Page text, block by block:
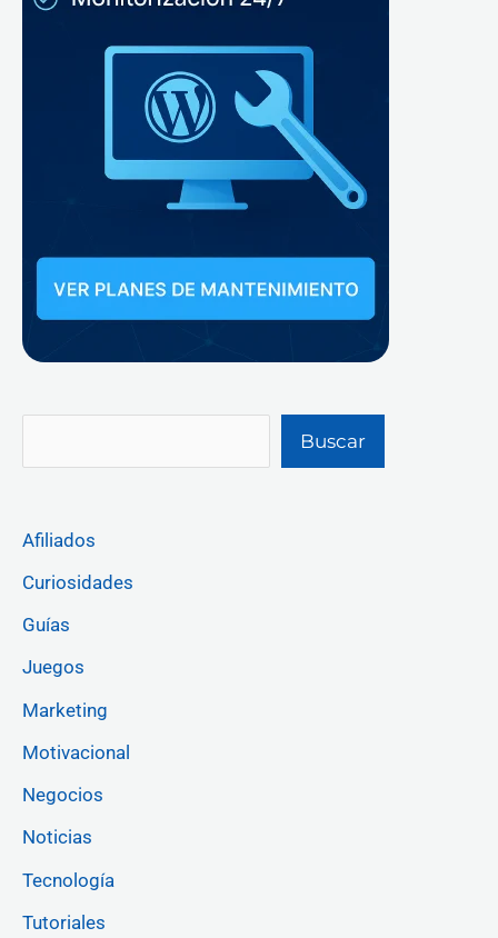
Buscar
Afiliados
Curiosidades
Guías
Juegos
Marketing
Motivacional
Negocios
Noticias
Tecnología
Tutoriales